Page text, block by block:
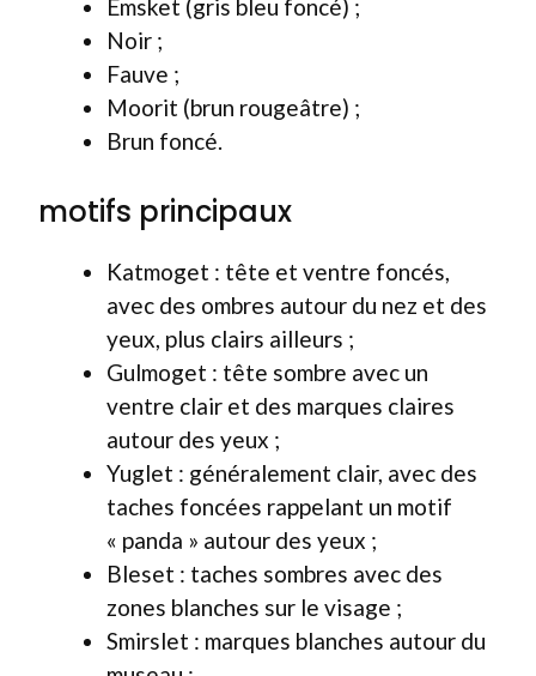
Emsket (gris bleu foncé) ;
Noir ;
Fauve ;
Moorit (brun rougeâtre) ;
Brun foncé.
motifs principaux
Katmoget : tête et ventre foncés,
avec des ombres autour du nez et des
yeux, plus clairs ailleurs ;
Gulmoget : tête sombre avec un
ventre clair et des marques claires
autour des yeux ;
Yuglet : généralement clair, avec des
taches foncées rappelant un motif
« panda » autour des yeux ;
Bleset : taches sombres avec des
zones blanches sur le visage ;
Smirslet : marques blanches autour du